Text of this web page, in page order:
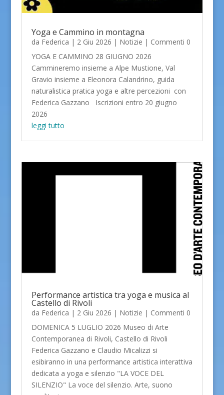
Yoga e Cammino in montagna
da Federica | 2 Giu 2026 | Notizie | Commenti 0
YOGA E CAMMINO 28 GIUGNO 2026
Cammineremo insieme a Alpe Mustione, Val
Gravio insieme a Eleonora Calandrino, guida
naturalistica pratica yoga e altre percezioni con
Federica Gazzano Iscrizioni entro 20 giugno
2026
leggi tutto
Performance artistica tra yoga e musica al
Castello di Rivoli
da Federica | 2 Giu 2026 | Notizie | Commenti 0
DOMENICA 5 LUGLIO 2026 Museo di Arte
Contemporanea di Rivoli, Castello di Rivoli
Federica Gazzano e Claudio Micalizzi si
esibiranno in una performance artistica interattiva
dedicata a yoga e silenzio "LA VOCE DEL
SILENZIO" La voce del silenzio. Arte, suono